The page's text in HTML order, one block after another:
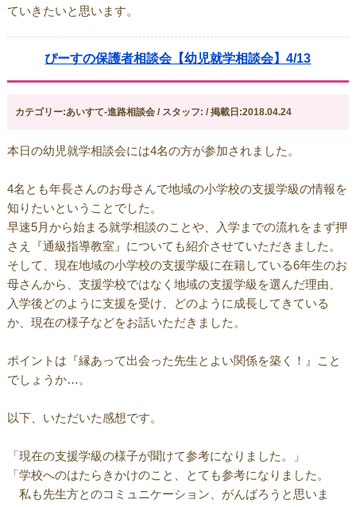
ていきたいと思います。
ぴーすの保護者相談会【幼児就学相談会】4/13
カテゴリー:あいすて-進路相談会 / スタッフ: / 掲載日:2018.04.24
本日の幼児就学相談会には4名の方が参加されました。
4名とも年長さんのお母さんで地域の小学校の支援学級の情報を
知りたいということでした。
早速5月から始まる就学相談のことや、入学までの流れをまず押
さえ『通級指導教室』についても紹介させていただきました。
そして、現在地域の小学校の支援学級に在籍している6年生のお
母さんから、支援学校ではなく地域の支援学級を選んだ理由、
入学後どのように支援を受け、どのように成長してきている
か、現在の様子などをお話いただきました。
ポイントは『縁あって出会った先生とよい関係を築く！』こと
でしょうか…。
以下、いただいた感想です。
「現在の支援学級の様子が聞けて参考になりました。」
「学校へのはたらきかけのこと、とても参考になりました。
私も先生方とのコミュニケーション、がんばろうと思いま